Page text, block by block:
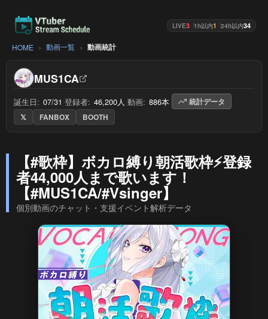
LIVE3 1h以内1 24h以内34
HOME 動画一覧 動画統計
MUS1CA
誕生日: 07/31 登録者: 46,200人 動画: 886本
統計データ
𝕏
FANBOX BOOTH
【#歌枠】ボカロ縛り朝活歌枠⚡登録
者44,000人まで歌います！
【#MUS1CA/#Vsinger】
個別動画のチャット・支援イベント解析データ